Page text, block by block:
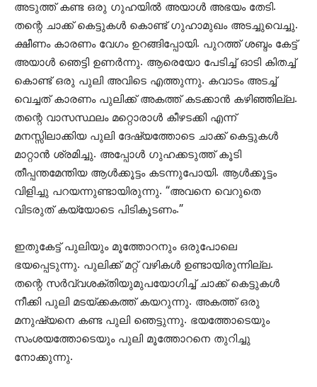
അടുത്ത് കണ്ട ഒരു ഗുഹയിൽ അയാൾ അഭയം തേടി.
തന്റെ ചാക്ക് കെട്ടുകൾ കൊണ്ട് ഗുഹാമുഖം അടച്ചുവെച്ചു.
ക്ഷീണം കാരണം വേഗം ഉറങ്ങിപ്പോയി. പുറത്ത് ശബ്ദം കേട്ട്
അയാൾ ഞെട്ടി ഉണർന്നു. ആരെയോ പേടിച്ച് ഓടി കിതച്ച്
കൊണ്ട് ഒരു പുലി അവിടെ എത്തുന്നു. കവാടം അടച്ച്
വെച്ചത് കാരണം പുലിക്ക് അകത്ത് കടക്കാൻ കഴിഞ്ഞില്ല.
തന്റെ വാസസ്ഥലം മറ്റൊരാൾ കീഴടക്കി എന്ന്
മനസ്സിലാക്കിയ പുലി ദേഷ്യത്തോടെ ചാക്ക് കെട്ടുകൾ
മാറ്റാൻ ശ്രമിച്ചു. അപ്പോൾ ഗുഹക്കടുത്ത് കൂടി
തീപ്പന്തമേന്തിയ ആൾക്കൂട്ടം കടന്നുപോയി. ആൾക്കൂട്ടം
വിളിച്ചു പറയന്നുണ്ടായിരുന്നു. “അവനെ വെറുതെ
വിടരുത് കയ്യോടെ പിടികൂടണം.”
ഇതുകേട്ട് പുലിയും മൂത്തോറനും ഒരുപോലെ
ഭയപ്പെടുന്നു. പുലിക്ക് മറ്റ് വഴികൾ ഉണ്ടായിരുന്നില്ല.
തന്റെ സർവ്വശക്തിയുമുപയോഗിച്ച് ചാക്ക് കെട്ടുകൾ
നീക്കി പുലി മടയ്ക്കകത്ത് കയറുന്നു. അകത്ത് ഒരു
മനുഷ്യനെ കണ്ട പുലി ഞെട്ടുന്നു. ഭയത്തോടെയും
സംശയത്തോടെയും പുലി മൂത്തോറനെ തുറിച്ചു
നോക്കുന്നു.